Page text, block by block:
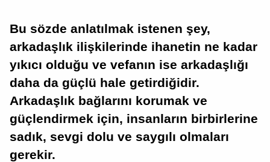
Bu sözde anlatılmak istenen şey,
arkadaşlık ilişkilerinde ihanetin ne kadar
yıkıcı olduğu ve vefanın ise arkadaşlığı
daha da güçlü hale getirdiğidir.
Arkadaşlık bağlarını korumak ve
güçlendirmek için, insanların birbirlerine
sadık, sevgi dolu ve saygılı olmaları
gerekir.